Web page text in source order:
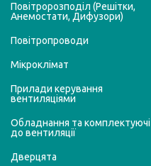
Повітророзподіл (Решітки,
Анемостати, Дифузори)
Повітропроводи
Мікроклімат
Прилади керування
вентиляціями
Обладнання та комплектуючі
до вентиляції
Дверцята